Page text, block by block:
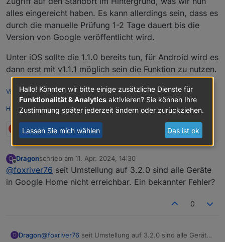
alles eingereicht haben. Es kann allerdings sein, dass es
durch die manuelle Prüfung 1-2 Tage dauert bis die
Version von Google veröffentlicht wird.
Unter iOS sollte die 1.1.0 bereits tun, für Android wird es
dann erst mit v1.1.1 möglich sein die Funktion zu nutzen.
Videotutorials & mehr
Hier könnt ihr mich unterstützen.
1 Antwort 2
D
Offline
Dragonschrieb am 11. Apr. 2024, 14:30
zuletzt editiert von
@foxriver76 seit Umstellung auf 3.2.0 sind alle Geräte
in Google Home nicht erreichbar. Ein bekannter Fehler?
0
D Dragon@foxriver76 seit Umstellung auf 3.2.0 sind alle Geräte
Hallo! Könnten wir bitte einige zusätzliche Dienste für
Funktionalität & Analytics aktivieren? Sie können Ihre
Zustimmung später jederzeit ändern oder zurückziehen.
Lassen Sie mich wählen Das ist ok